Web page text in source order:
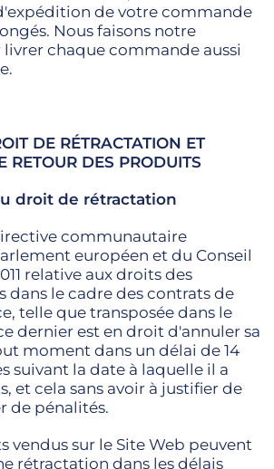
de votre commande
Nous faisons notre
chaque commande aussi
DE RÉTRACTATION ET
RETOUR DES PRODUITS
droit de rétractation
communautaire
européen et du Conseil
relative aux droits des
dans le cadre des contrats de
telle que transposée dans le
dernier est en droit d'annuler sa
moment dans un délai de 14
suivant la date à laquelle il a
et cela sans avoir à justifier de
de pénalités.
vendus sur le Site Web peuvent
rétractation dans les délais